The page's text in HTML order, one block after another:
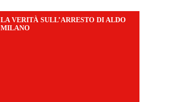
LA VERITÀ SULL’ARRESTO DI ALDO
MILANO